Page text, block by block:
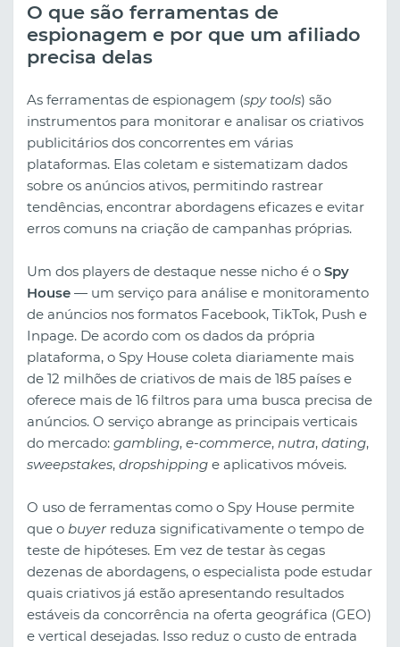
O que são ferramentas de
espionagem e por que um afiliado
precisa delas
As ferramentas de espionagem (spy tools) são
instrumentos para monitorar e analisar os criativos
publicitários dos concorrentes em várias
plataformas. Elas coletam e sistematizam dados
sobre os anúncios ativos, permitindo rastrear
tendências, encontrar abordagens eficazes e evitar
erros comuns na criação de campanhas próprias.
Um dos players de destaque nesse nicho é o Spy
House — um serviço para análise e monitoramento
de anúncios nos formatos Facebook, TikTok, Push e
Inpage. De acordo com os dados da própria
plataforma, o Spy House coleta diariamente mais
de 12 milhões de criativos de mais de 185 países e
oferece mais de 16 filtros para uma busca precisa de
anúncios. O serviço abrange as principais verticais
do mercado: gambling, e-commerce, nutra, dating,
sweepstakes, dropshipping e aplicativos móveis.
O uso de ferramentas como o Spy House permite
que o buyerreduza significativamente o tempo de
teste de hipóteses. Em vez de testar às cegas
dezenas de abordagens, o especialista pode estudar
quais criativos já estão apresentando resultados
estáveis da concorrência na oferta geográfica (GEO)
e vertical desejadas. Isso reduz o custo de entrada